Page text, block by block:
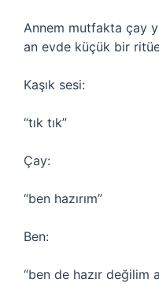
Annem mutfakta çay
an evde küçük bir
Kaşık sesi:
“tık tık”
Çay:
“ben hazırım”
Ben:
“ben de hazır değilim